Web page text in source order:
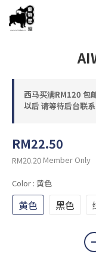
西马买满RM120 包
以后 请等待后台联
RM22.50
RM20.20Member Only
Color : 黄色
黄色 黑色